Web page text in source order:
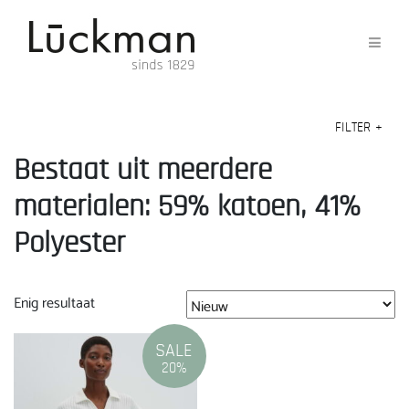
FILTER +
Bestaat uit meerdere
materialen: 59% katoen, 41%
Polyester
Enig resultaat
SALE
20%